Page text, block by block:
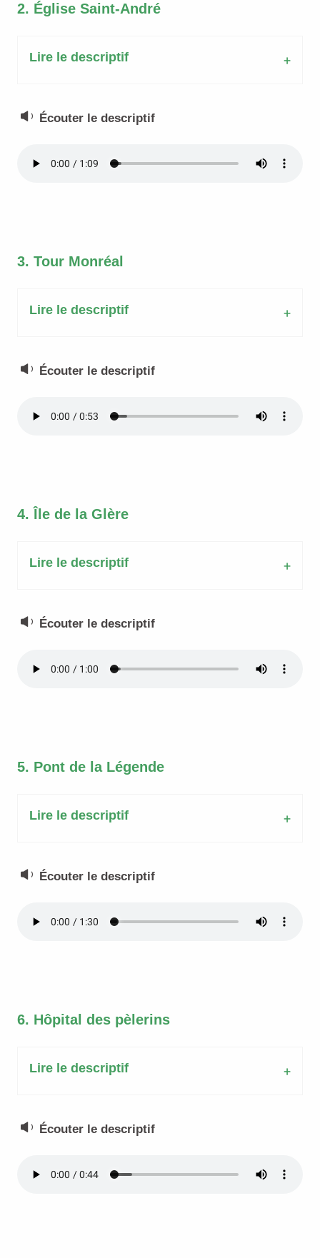
2. Église Saint-André
Lire le descriptif
Écouter le descriptif
3. Tour Monréal
Lire le descriptif
Écouter le descriptif
4. Île de la Glère
Lire le descriptif
Écouter le descriptif
5. Pont de la Légende
Lire le descriptif
Écouter le descriptif
6. Hôpital des pèlerins
Lire le descriptif
Écouter le descriptif